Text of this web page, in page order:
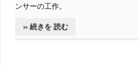
ンサーの工作。
» 続きを 読む